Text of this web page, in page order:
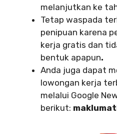
melanjutkan ke
Tetap waspada
penipuan karena
kerja gratis dan
bentuk apapun.
Anda juga dapat
lowongan kerja
melalui Google
berikut: